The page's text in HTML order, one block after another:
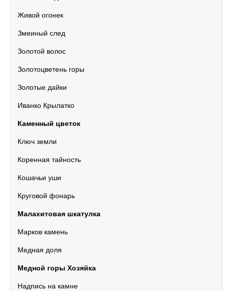
Живой огонек
Змеиный след
Золотой волос
Золотоцветень горы
Золотые дайки
Иванко Крылатко
Каменный цветок
Ключ земли
Коренная тайность
Кошачьи уши
Круговой фонарь
Малахитовая шкатулка
Марков камень
Медная доля
Медной горы Хозяйка
Надпись на камне